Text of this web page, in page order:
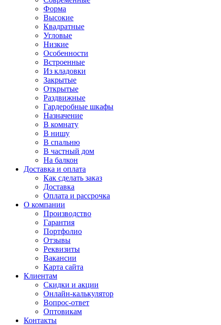
Форма
Высокие
Квадратные
Угловые
Низкие
Особенности
Встроенные
Из кладовки
Закрытые
Открытые
Раздвижные
Гардеробные шкафы
Назначение
В комнату
В нишу
В спальню
В частный дом
На балкон
Доставка и оплата
Как сделать заказ
Доставка
Оплата и рассрочка
О компании
Производство
Гарантия
Портфолио
Отзывы
Реквизиты
Вакансии
Карта сайта
Клиентам
Скидки и акции
Онлайн-калькулятор
Вопрос-ответ
Оптовикам
Контакты